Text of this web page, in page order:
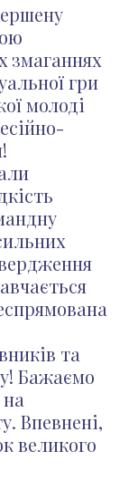
змаганнях
гри
молоді
та
Бажаємо
Впевнені,
великого